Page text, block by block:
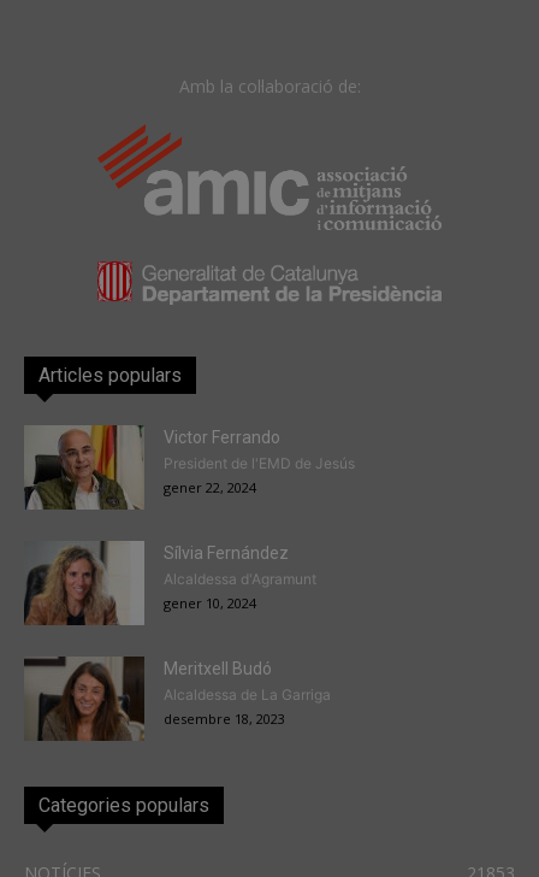
Amb la col·laboració de:
Articles populars
Victor Ferrando
President de l'EMD de Jesús
gener 22, 2024
Sílvia Fernández
Alcaldessa d'Agramunt
gener 10, 2024
Meritxell Budó
Alcaldessa de La Garriga
desembre 18, 2023
Categories populars
NOTÍCIES 21853